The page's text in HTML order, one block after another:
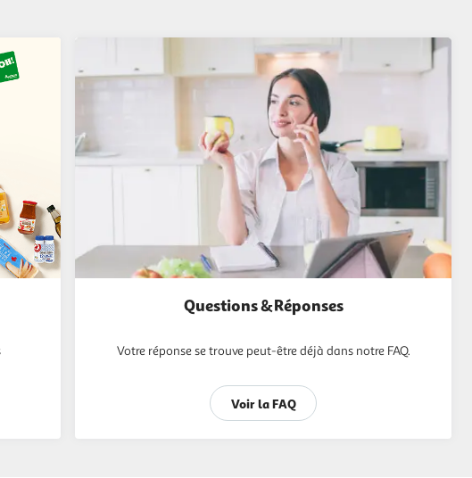
Questions & Réponses
Votre réponse se trouve peut-être déjà dans notre FAQ.
Voir la FAQ